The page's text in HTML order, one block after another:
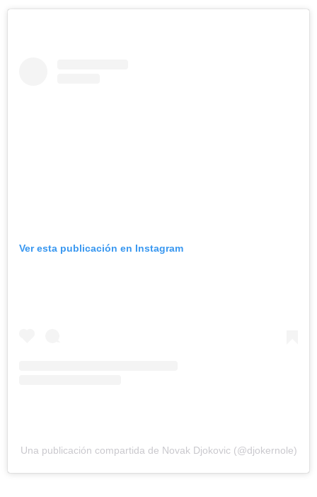
Ver esta publicación en Instagram
Una publicación compartida de Novak Djokovic (@djokernole)